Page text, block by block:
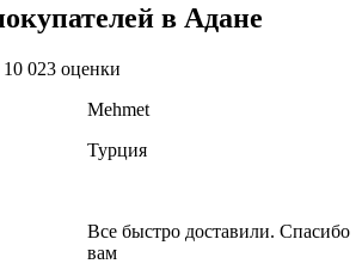
в Адане
023 оценки
Mehmet
Турция
Все быстро доставили. Спасибо
вам